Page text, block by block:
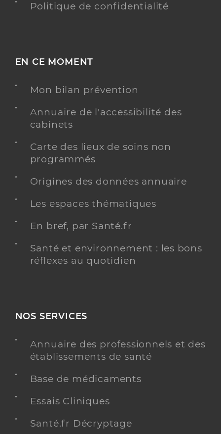
Politique de confidentialité
EN CE MOMENT
Mon bilan prévention
Annuaire de l'accessibilité des
cabinets
Carte des lieux de soins non
programmés
Origines des données annuaire
Les espaces thématiques
En bref, par Santé.fr
Santé et environnement : les bons
réflexes au quotidien
NOS SERVICES
Annuaire des professionnels et des
établissements de santé
Base de médicaments
Essais Cliniques
Santé.fr Décryptage